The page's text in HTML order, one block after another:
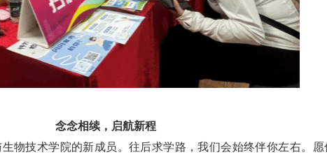
念念相续，启航新程
物技术学院的新成员。往后求学路，我们会始终伴你左右。